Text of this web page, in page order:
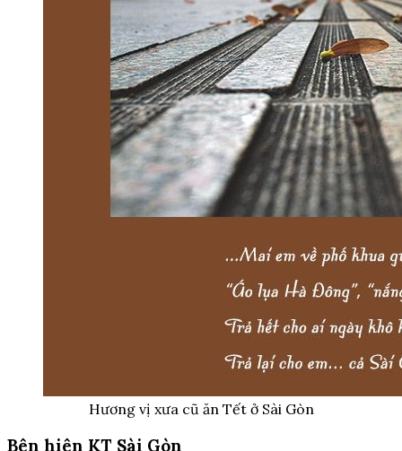
Hương vị xưa cũ ăn Tết ở Sài Gòn
Bên hiên KT Sài Gòn